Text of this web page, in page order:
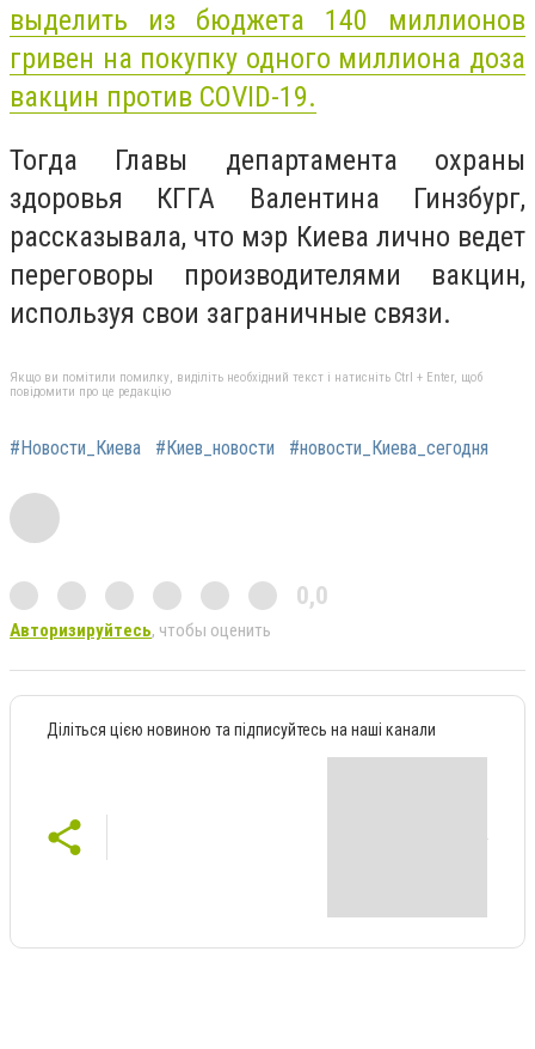
выделить из бюджета 140 миллионов
гривен на покупку одного миллиона доза
вакцин против COVID-19.
Тогда Главы департамента охраны
здоровья КГГА Валентина Гинзбург,
рассказывала, что мэр Киева лично ведет
переговоры производителями вакцин,
используя свои заграничные связи.
Якщо ви помітили помилку, виділіть необхідний текст і натисніть Ctrl + Enter, щоб
повідомити про це редакцію
#Новости_Киева #Киев_новости #новости_Киева_сегодня
0,0
Авторизируйтесь, чтобы оценить
Діліться цією новиною та підписуйтесь на наші канали